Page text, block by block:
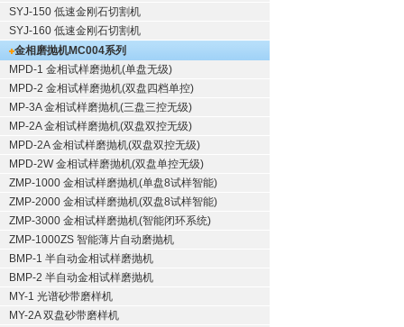
SYJ-150 低速金刚石切割机
SYJ-160 低速金刚石切割机
金相磨抛机MC004系列
MPD-1 金相试样磨抛机(单盘无级)
MPD-2 金相试样磨抛机(双盘四档单控)
MP-3A 金相试样磨抛机(三盘三控无级)
MP-2A 金相试样磨抛机(双盘双控无级)
MPD-2A 金相试样磨抛机(双盘双控无级)
MPD-2W 金相试样磨抛机(双盘单控无级)
ZMP-1000 金相试样磨抛机(单盘8试样智能)
ZMP-2000 金相试样磨抛机(双盘8试样智能)
ZMP-3000 金相试样磨抛机(智能闭环系统)
ZMP-1000ZS 智能薄片自动磨抛机
BMP-1 半自动金相试样磨抛机
BMP-2 半自动金相试样磨抛机
MY-1 光谱砂带磨样机
MY-2A 双盘砂带磨样机